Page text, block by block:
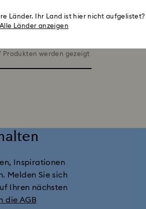
199 EUR
Produkten werden gezeigt
Inspirationen
Melden Sie sich
Ihren nächsten
die AGB
Länder. Ihr Land ist hier nicht aufgelistet?
Alle Länder anzeigen